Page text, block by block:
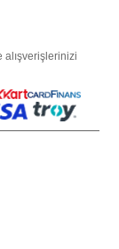
alışverişlerinizi